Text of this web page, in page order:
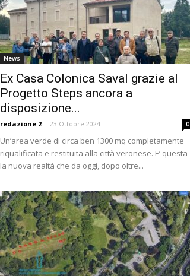
News
Ex Casa Colonica Saval grazie al
Progetto Steps ancora a
disposizione...
redazione 2 - 23 Ottobre 2024 0
Un’area verde di circa ben 1300 mq completamente
riqualificata e restituita alla città veronese. E’ questa
la nuova realtà che da oggi, dopo oltre...